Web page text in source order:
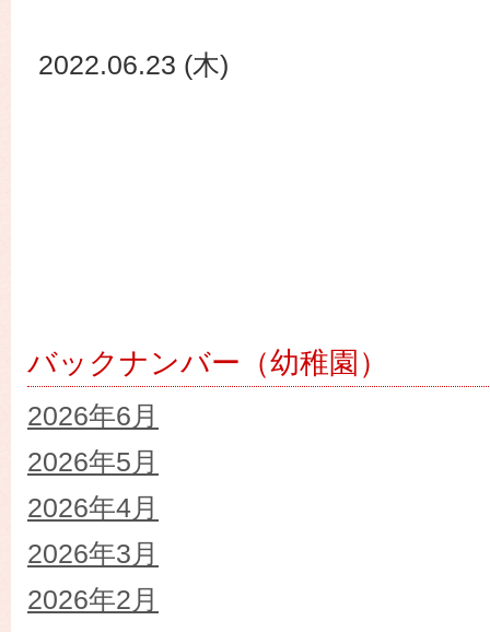
2022.06.23 (木)
バックナンバー（幼稚園）
2026年6月
2026年5月
2026年4月
2026年3月
2026年2月